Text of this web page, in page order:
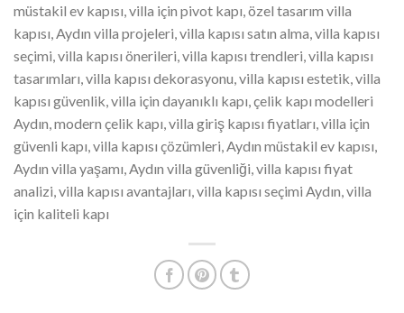
müstakil ev kapısı, villa için pivot kapı, özel tasarım villa
kapısı, Aydın villa projeleri, villa kapısı satın alma, villa kapısı
seçimi, villa kapısı önerileri, villa kapısı trendleri, villa kapısı
tasarımları, villa kapısı dekorasyonu, villa kapısı estetik, villa
kapısı güvenlik, villa için dayanıklı kapı, çelik kapı modelleri
Aydın, modern çelik kapı, villa giriş kapısı fiyatları, villa için
güvenli kapı, villa kapısı çözümleri, Aydın müstakil ev kapısı,
Aydın villa yaşamı, Aydın villa güvenliği, villa kapısı fiyat
analizi, villa kapısı avantajları, villa kapısı seçimi Aydın, villa
için kaliteli kapı